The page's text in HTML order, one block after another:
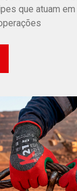
que atuam